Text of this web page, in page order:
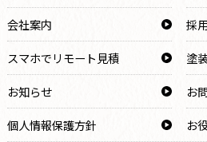
会社案内
採
スマホでリモート見積
塗
お知らせ
お
個人情報保護方針
お